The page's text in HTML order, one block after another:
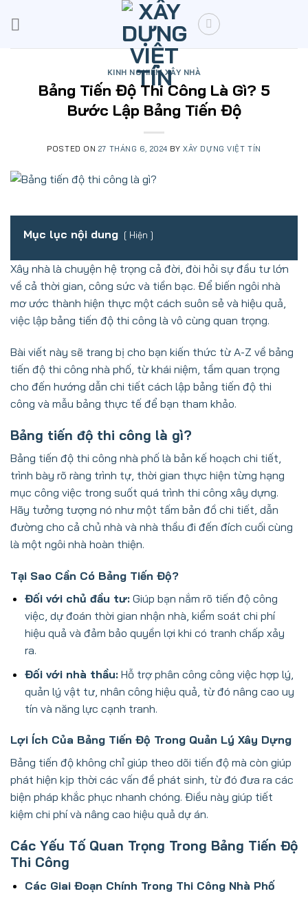
KINH NGHIỆM XÂY NHÀ
Bảng Tiến Độ Thi Công Là Gì? 5
Bước Lập Bảng Tiến Độ
POSTED ON 27 THÁNG 6, 2024 BYXÂY DỰNG VIỆT TÍN
Mục lục nội dung Hiện
Xây nhà là chuyện hệ trọng cả đời, đòi hỏi sự đầu tư lớn
về cả thời gian, công sức và tiền bạc. Để biến ngôi nhà
mơ ước thành hiện thực một cách suôn sẻ và hiệu quả,
việc lập bảng tiến độ thi công là vô cùng quan trọng.
Bài viết này sẽ trang bị cho bạn kiến thức từ A-Z về bảng
tiến độ thi công nhà phố, từ khái niệm, tầm quan trọng
cho đến hướng dẫn chi tiết cách lập bảng tiến độ thi
công và mẫu bảng thực tế để bạn tham khảo.
Bảng tiến độ thi công là gì?
Bảng tiến độ thi công nhà phố là bản kế hoạch chi tiết,
trình bày rõ ràng trình tự, thời gian thực hiện từng hạng
mục công việc trong suốt quá trình thi công xây dựng.
Hãy tưởng tượng nó như một tấm bản đồ chi tiết, dẫn
đường cho cả chủ nhà và nhà thầu đi đến đích cuối cùng
là một ngôi nhà hoàn thiện.
Tại Sao Cần Có Bảng Tiến Độ?
Đối với chủ đầu tư:Giúp bạn nắm rõ tiến độ công
việc, dự đoán thời gian nhận nhà, kiểm soát chi phí
hiệu quả và đảm bảo quyền lợi khi có tranh chấp xảy
ra.
Đối với nhà thầu:Hỗ trợ phân công công việc hợp lý,
quản lý vật tư, nhân công hiệu quả, từ đó nâng cao uy
tín và năng lực cạnh tranh.
Lợi Ích Của Bảng Tiến Độ Trong Quản Lý Xây Dựng
Bảng tiến độ không chỉ giúp theo dõi tiến độ mà còn giúp
phát hiện kịp thời các vấn đề phát sinh, từ đó đưa ra các
biện pháp khắc phục nhanh chóng. Điều này giúp tiết
kiệm chi phí và nâng cao hiệu quả dự án.
Các Yếu Tố Quan Trọng Trong Bảng Tiến Độ
Thi Công
Các Giai Đoạn Chính Trong Thi Công Nhà Phố